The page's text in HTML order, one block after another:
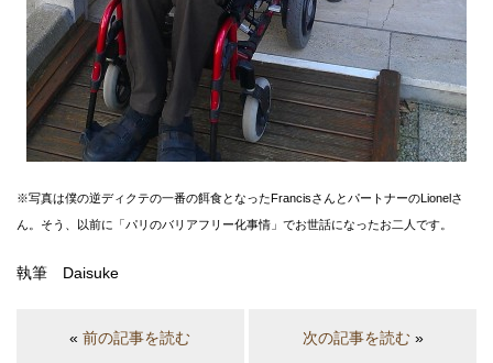
※写真は僕の逆ディクテの一番の餌食となったFrancisさんとパートナーのLionelさ
ん。そう、以前に「パリのバリアフリー化事情」でお世話になったお二人です。
執筆 Daisuke
«前の記事を読む 次の記事を読む»